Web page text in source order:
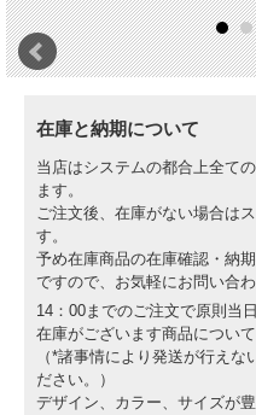
在庫と納期について
当店はシステムの都合上全て
ます。
ご注文後、在庫がない場合は
す。
予め在庫商品の在庫確認・納
ですので、お気軽にお問い合わ
14：00までのご注文で原則当
在庫がございます商品につい
（*諸事情により発送が行え
ださい。）
デザイン、カラー、サイズが